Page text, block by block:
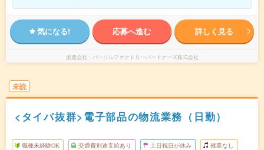
気になる! 応募へ進む 詳しく見る
派遣会社 パーソルファクトリーパートナーズ株式会社
未読
<タイパ抜群>電子部品の物流業務（日勤）
職種未経験OK 交通費別途支給あり 土日祝日が休み 残業なし